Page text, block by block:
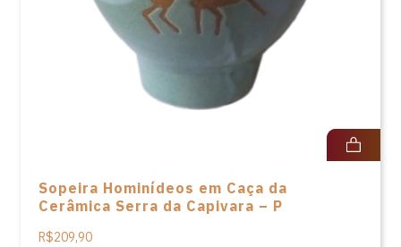
Sopeira Hominídeos em Caça da
Cerâmica Serra da Capivara – P
R$209,90